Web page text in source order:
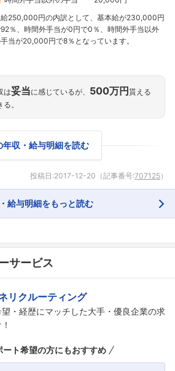
ォローしました
業もフォローしませんか？
給250,000円の内訳として、基本給が230,000円
％、時間外手当が0円で0％、時間外手当以外
当が20,000円で8％となっています。
は妥当に感じているが、 500万円 貰える
。
年収・給与明細を読む
投稿日:2017-12-20 （記事番号:707125）
給与明細をもっと読む
サービス
リクルーティング
・経歴にマッチした大手・優良企業の求
ート希望の方にもおすすめ